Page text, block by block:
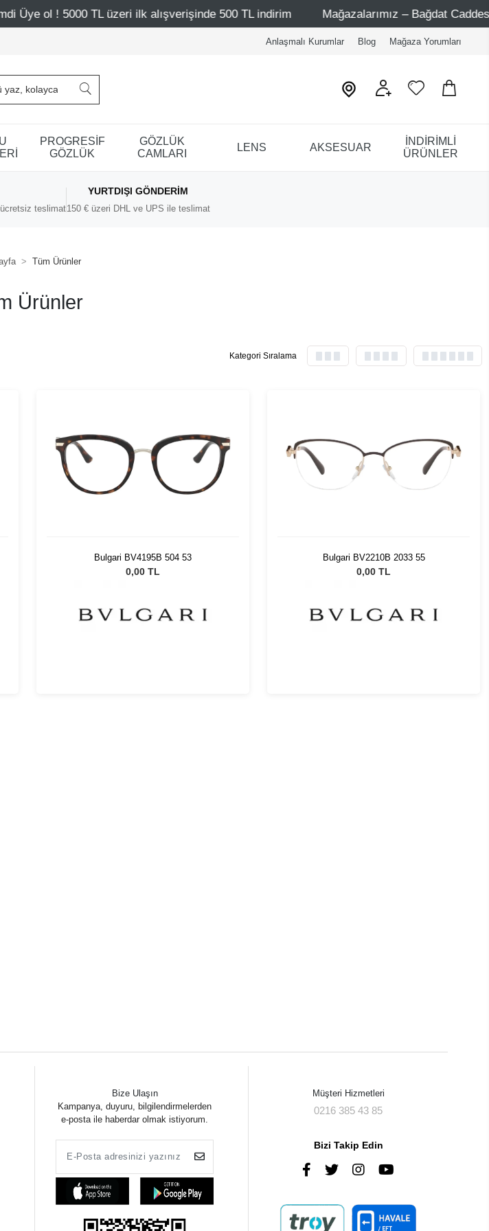
ol ! 5000 TL üzeri ilk alışverişinde 500 TL indirim Mağazalarımız – Bağdat Caddesi 1 -
Anlaşmalı Kurumlar Blog Mağaza Yorumları
PROGRESİF
GÖZLÜK
GÖZLÜK
CAMLARI
LENS AKSESUAR
İNDİRİMLİ
ÜRÜNLER
teslimat
YURTDIŞI GÖNDERIM
150 € üzeri DHL ve UPS ile teslimat
Tüm Ürünler
Ürünler
Kategori Sıralama
Bulgari BV4195B 504 53
0,00 TL
Bulgari BV2210B 2033 55
0,00 TL
Bize Ulaşın
Kampanya, duyuru, bilgilendirmelerden
e-posta ile haberdar olmak istiyorum.
Müşteri Hizmetleri
0216 385 43 85
Bizi Takip Edin